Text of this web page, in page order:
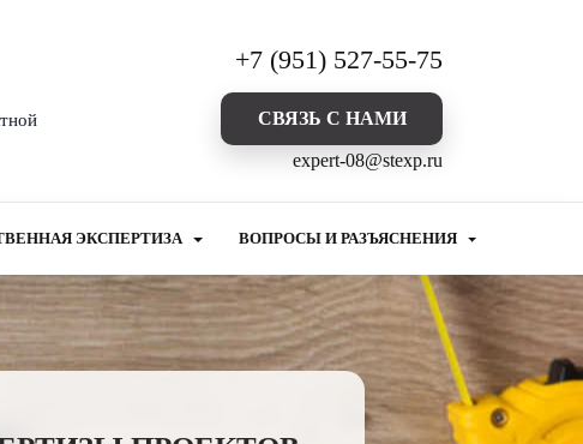
+7 (951) 527-55-75
CВЯЗЬ С НАМИ
expert-08@stexp.ru
ЭКСПЕРТИЗА ВОПРОСЫ И РАЗЪЯСНЕНИЯ